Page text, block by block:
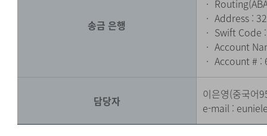
송금 은행
‧
‧ Address :
‧ Swift Code
‧ Account
‧ Account # :
담당자
이은영(중국어
e-mail :